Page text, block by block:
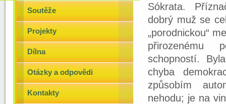
Soutěže
Projekty
Dílna
Otázky a odpovědi
Kontakty
Sókrata.
dobrý muž se
„porodnickou“
přirozenému
schopností.
chyba
způsobím
nehodu; je na